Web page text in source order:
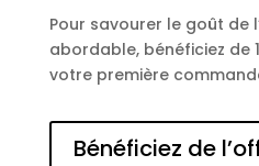
Pour savourer le goût de
abordable, bénéficiez de
votre première
Bénéficiez de